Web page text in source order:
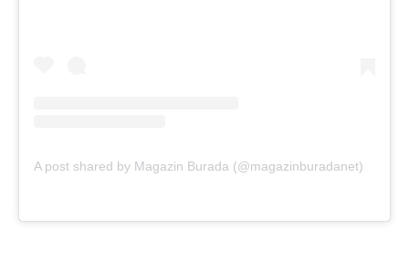
A post shared by Magazin Burada (@magazinburadanet)